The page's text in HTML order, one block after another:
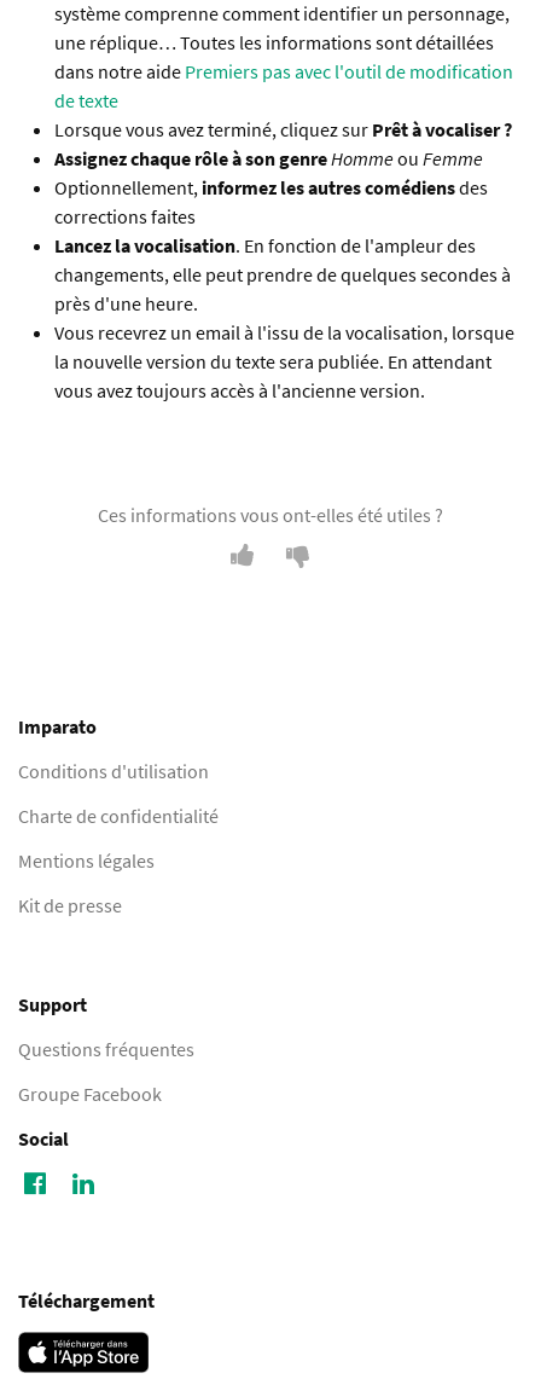
système comprenne comment identifier un personnage,
une réplique… Toutes les informations sont détaillées
dans notre aide Premiers pas avec l'outil de modification
de texte
Lorsque vous avez terminé, cliquez sur Prêt à vocaliser ?
Assignez chaque rôle à son genreHommeou Femme
Optionnellement, informez les autres comédiensdes
corrections faites
Lancez la vocalisation. En fonction de l'ampleur des
changements, elle peut prendre de quelques secondes à
près d'une heure.
Vous recevrez un email à l'issu de la vocalisation, lorsque
la nouvelle version du texte sera publiée. En attendant
vous avez toujours accès à l'ancienne version.
Ces informations vous ont-elles été utiles ?
Imparato
Conditions d'utilisation
Charte de confidentialité
Mentions légales
Kit de presse
Support
Questions fréquentes
Groupe Facebook
Social
Téléchargement